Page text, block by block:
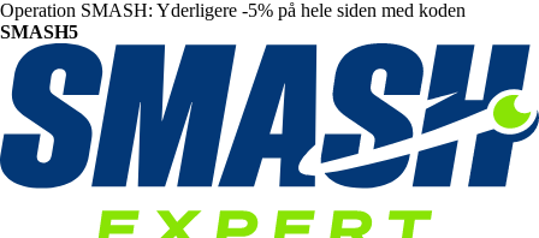
Operation SMASH: Yderligere -5% på hele siden med koden
SMASH5